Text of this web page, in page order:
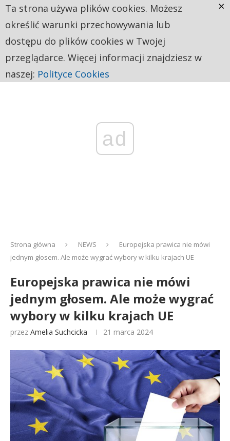
ad
Strona główna NEWS
Europejska prawica nie mówi
jednym głosem. Ale może wygrać wybory w kilku krajach UE
Europejska prawica nie mówi
jednym głosem. Ale może wygrać
wybory w kilku krajach UE
przez Amelia Suchcicka 21 marca 2024
Ta strona używa plików cookies. Możesz
określić warunki przechowywania lub
dostępu do plików cookies w Twojej
przeglądarce. Więcej informacji znajdziesz w
naszej: Polityce Cookies
×